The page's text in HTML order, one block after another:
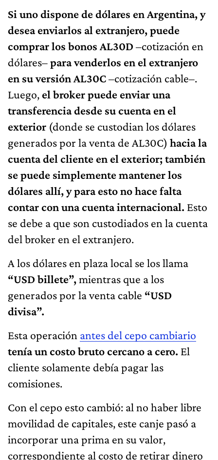
Si uno dispone de dólares en Argentina, y
desea enviarlos al extranjero, puede
comprar los bonos AL30D–cotización en
dólares–para venderlos en el extranjero
en su versión AL30C–cotización cable–.
Luego, el broker puede enviar una
transferencia desde su cuenta en el
exterior (donde se custodian los dólares
generados por la venta de AL30C) hacia la
cuenta del cliente en el exterior; también
se puede simplemente mantener los
dólares allí, y para esto no hace falta
contar con una cuenta internacional. Esto
se debe a que son custodiados en la cuenta
del broker en el extranjero.
A los dólares en plaza local se los llama
“USD billete”,mientras que a los
generados por la venta cable “USD
divisa”.
Esta operación antes del cepo cambiario
tenía un costo bruto cercano a cero. El
cliente solamente debía pagar las
comisiones.
Con el cepo esto cambió: al no haber libre
movilidad de capitales, este canje pasó a
incorporar una prima en su valor,
correspondiente al costo de retirar dinero